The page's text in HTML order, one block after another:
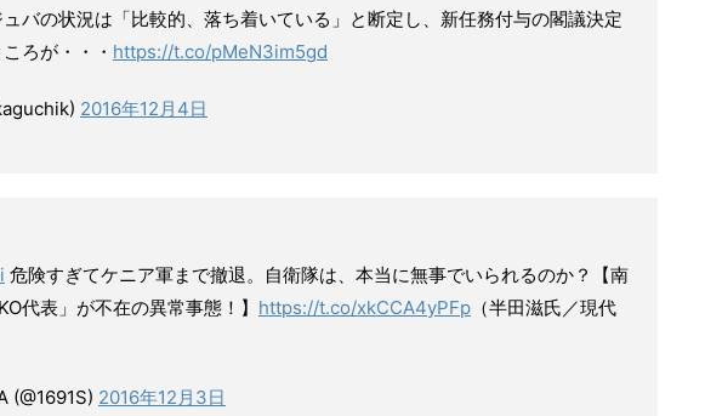
バの状況は「比較的、落ち着いている」と断定し、新任務付与の閣議決定
ろが・・・ https://t.co/pMeN3im5gd
2016年12月4日
危険すぎてケニア軍まで撤退。自衛隊は、本当に無事でいられるのか？【南
代表」が不在の異常事態！】 https://t.co/xkCCA4yPFp （半田滋氏／現代
(@1691S) 2016年12月3日